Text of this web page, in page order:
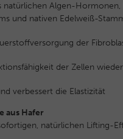
natürlichen Algen-Hormonen,
und nativen Edelweiß-
der
der Zellen
verbessert die Elastizität
aus Hafer
natürlichen Lifting-